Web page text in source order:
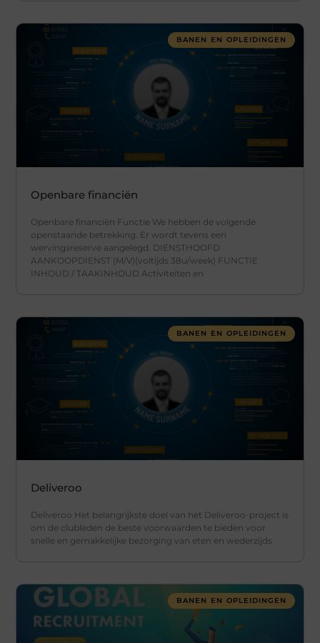
BANEN EN OPLEIDINGEN
Openbare financiën
Openbare financiën Functie We hebben de volgende
openstaande betrekking. Er wordt tevens een
wervingsreserve aangelegd. DIENSTHOOFD
AANKOOPDIENST (M/V)(voltijds 38u/week) FUNCTIE
INHOUD / TAAKINHOUD Activiteiten en
BANEN EN OPLEIDINGEN
Deliveroo
Deliveroo Het belangrijkste doel van het Deliveroo-project is
om de clubleden de beste voorwaarden te bieden voor
snelle en gemakkelijke bezorging van eten en wederzijds
BANEN EN OPLEIDINGEN